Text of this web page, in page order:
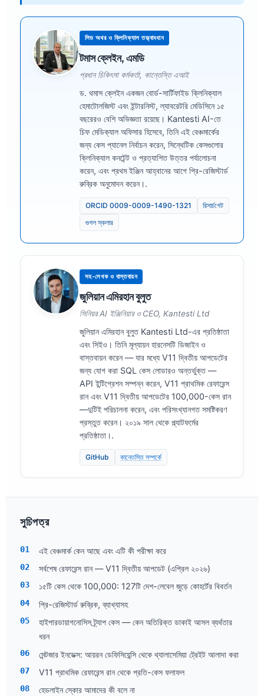
লিড অথর ও ক্লিনিক্যাল তত্ত্বাবধান
টমাস ক্লেইন, এমডি
প্রধান চিকিৎসা কর্মকর্তা, কান্তেস্তি এআই
ড. থমাস ক্লেইন একজন বোর্ড-সার্টিফাইড ক্লিনিক্যাল
হেমাটোলজিস্ট এবং ইন্টারনিস্ট, ল্যাবরেটরি মেডিসিনে ১৫
বছরেরও বেশি অভিজ্ঞতা রয়েছে। Kantesti AI-তে
চিফ মেডিক্যাল অফিসার হিসেবে, তিনি এই বেঞ্চমার্কের
জন্য কেস প্যানেল নির্বাচন করেন, সিন্থেটিক কেসগুলোর
ক্লিনিক্যাল কনটেন্ট ও প্রত্যাশিত উত্তর পর্যালোচনা
করেন, এবং প্রথম ইঞ্জিন আহ্বানের আগে প্রি-রেজিস্টার্ড
রুব্রিক অনুমোদন করেন।.
ORCID 0009-0009-1490-1321
রিসার্চগেট
গুগল স্কলার
সহ-লেখক ও বাস্তবায়ন
জুলিয়ান এমিরহান বুলুত
সিনিয়র AI ইঞ্জিনিয়ার ও CEO, Kantesti Ltd
জুলিয়ান এমিরহান বুলুত Kantesti Ltd-এর প্রতিষ্ঠাতা
এবং সিইও। তিনি মূল্যায়ন হারনেসটি ডিজাইন ও
বাস্তবায়ন করেন — যার মধ্যে V11 দ্বিতীয় আপডেটের
জন্য যোগ করা SQL কেস লোডারও অন্তর্ভুক্ত —
API ইন্টিগ্রেশন সম্পন্ন করেন, V11 প্রাথমিক রেফারেন্স
রান এবং V11 দ্বিতীয় আপডেটের 100,000-কেস রান
—দুটিই পরিচালনা করেন, এবং পরিসংখ্যানগত সমষ্টিকরণ
প্রস্তুত করেন। ২০১৯ সাল থেকে প্ল্যাটফর্মের
প্রতিষ্ঠাতা।.
GitHub কান্তেস্তি সম্পর্কে
সুচিপত্র
এই বেঞ্চমার্ক কেন আছে এবং এটি কী পরীক্ষা করে
সর্বশেষ রেফারেন্স রান — V11 দ্বিতীয় আপডেট (এপ্রিল ২০২৬)
১৫টি কেস থেকে 100,000: 127টি দেশ-লেবেল জুড়ে কোহর্টের বিবর্তন
প্রি-রেজিস্টার্ড রুব্রিক, ব্যাখ্যাসহ
হাইপারডায়াগনোসিস ট্র্যাপ কেস — কেন অতিরিক্ত ডাকাই আসল ব্যর্থতার
ধরন
মেন্টজার ইনডেক্স: আয়রন ডেফিসিয়েন্সি থেকে থ্যালাসেমিয়া ট্রেইট আলাদা করা
V11 প্রাথমিক রেফারেন্স রান থেকে প্রতি-কেস ফলাফল
হেডলাইন স্কোর আমাদের কী বলে না